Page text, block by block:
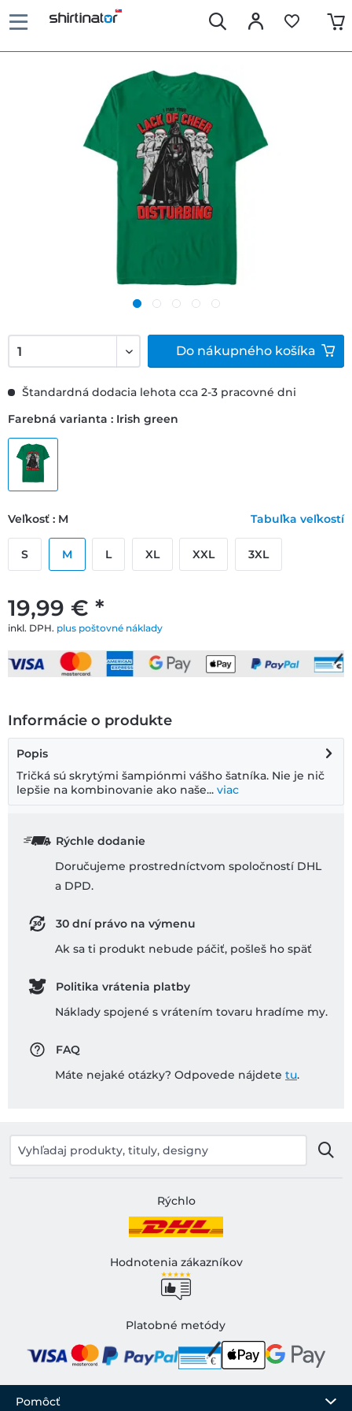
19,99 € *
inkl. DPH. plus poštovné náklady
Štandardná dodacia lehota cca 2-3 pracovné dni
Farebná varianta : Irish green
Veľkosť : M Tabuľka veľkostí
S M L XL XXL 3XL
Do nákupného košíka
Informácie o produkte
Popis
Tričká sú skrytými šampiónmi vášho šatníka. Nie je nič
lepšie na kombinovanie ako naše... viac
Rýchle dodanie
Doručujeme prostredníctvom spoločností DHL
a DPD.
30 dní právo na výmenu
Ak sa ti produkt nebude páčiť, pošleš ho späť
Politika vrátenia platby
Náklady spojené s vrátením tovaru hradíme my.
FAQ
Máte nejaké otázky? Odpovede nájdete tu.
Rýchlo
Hodnotenia zákazníkov
Platobné metódy
Pomôcť